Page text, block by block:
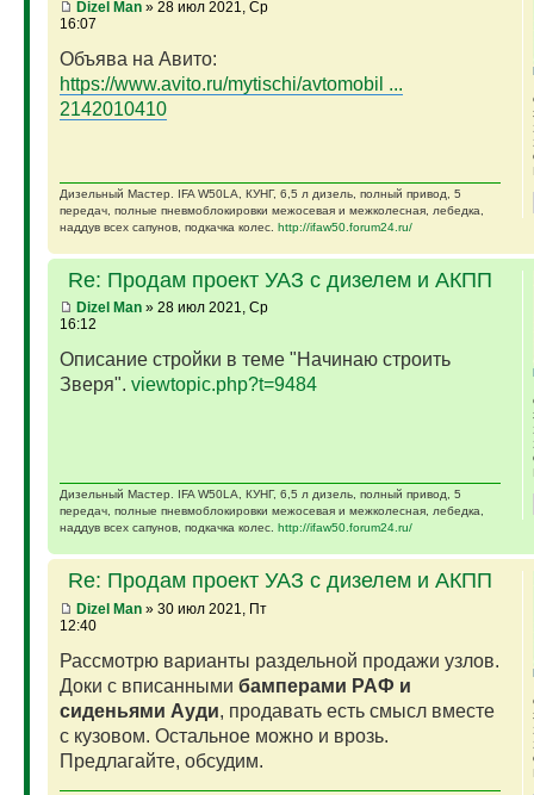
Dizel Man» 28 июл 2021, Ср
16:07
Объява на Авито:
https://www.avito.ru/mytischi/avtomobil ...
2142010410
Дизельный Мастер. IFA W50LA, КУНГ, 6,5 л дизель, полный привод, 5
передач, полные пневмоблокировки межосевая и межколесная, лебедка,
наддув всех сапунов, подкачка колес. http://ifaw50.forum24.ru/
Re: Продам проект УАЗ с дизелем и АКПП
Dizel Man» 28 июл 2021, Ср
16:12
Описание стройки в теме "Начинаю строить
Зверя". viewtopic.php?t=9484
Дизельный Мастер. IFA W50LA, КУНГ, 6,5 л дизель, полный привод, 5
передач, полные пневмоблокировки межосевая и межколесная, лебедка,
наддув всех сапунов, подкачка колес. http://ifaw50.forum24.ru/
Re: Продам проект УАЗ с дизелем и АКПП
Dizel Man» 30 июл 2021, Пт
12:40
Рассмотрю варианты раздельной продажи узлов.
Доки с вписанными бамперами РАФ и
сиденьями Ауди, продавать есть смысл вместе
с кузовом. Остальное можно и врозь.
Предлагайте, обсудим.